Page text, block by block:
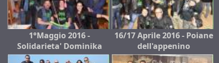
1°Maggio 2016 -
Solidarieta' Dominika
16/17 Aprile 2016 - Poiane
dell'appenino